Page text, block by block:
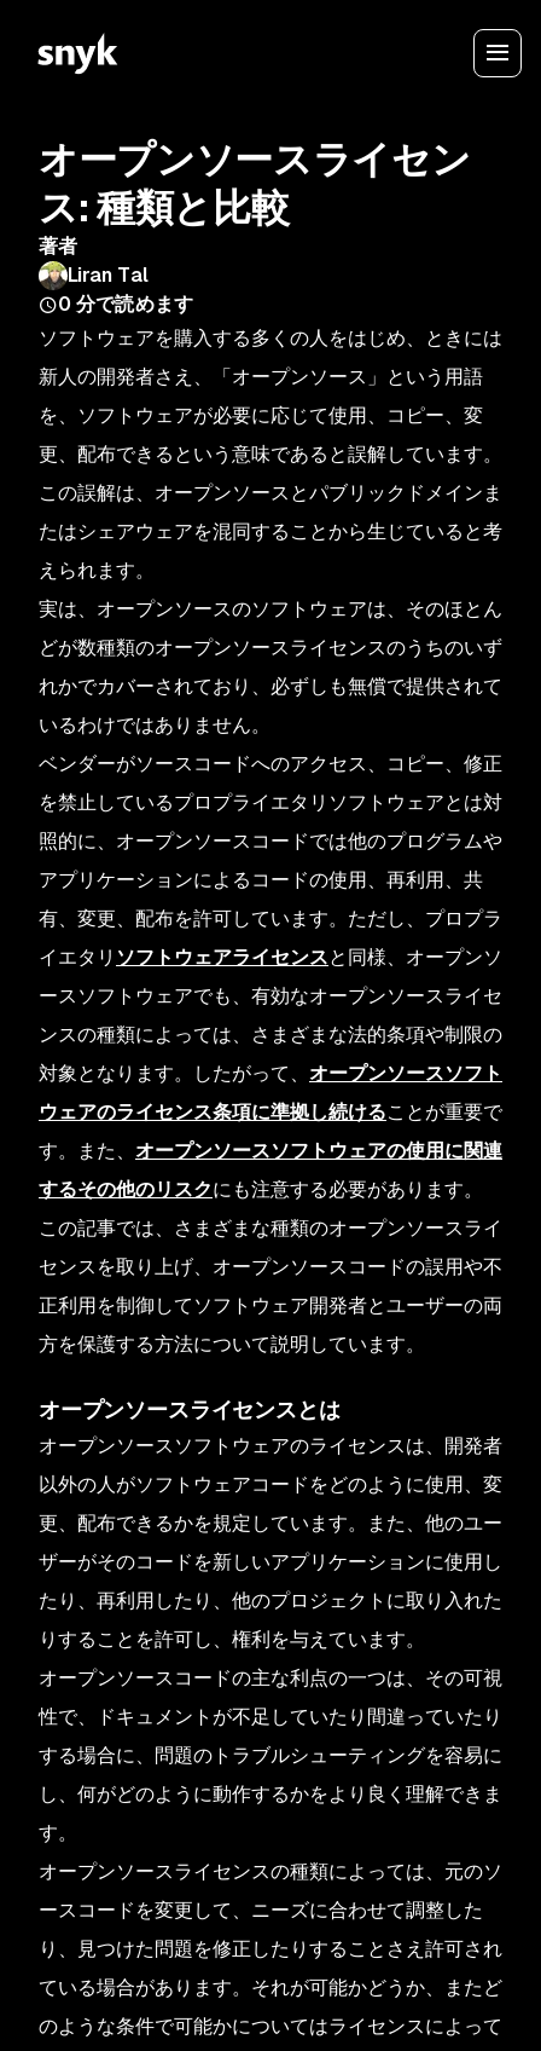
オープンソースライセン
ス: 種類と比較
著者
Liran Tal
0 分で読めます
ソフトウェアを購入する多くの人をはじめ、ときには
新人の開発者さえ、「オープンソース」という用語
を、ソフトウェアが必要に応じて使用、コピー、変
更、配布できるという意味であると誤解しています。
この誤解は、オープンソースとパブリックドメインま
たはシェアウェアを混同することから生じていると考
えられます。
実は、オープンソースのソフトウェアは、そのほとん
どが数種類のオープンソースライセンスのうちのいず
れかでカバーされており、必ずしも無償で提供されて
いるわけではありません。
ベンダーがソースコードへのアクセス、コピー、修正
を禁止しているプロプライエタリソフトウェアとは対
照的に、オープンソースコードでは他のプログラムや
アプリケーションによるコードの使用、再利用、共
有、変更、配布を許可しています。ただし、プロプラ
イエタリ ソフトウェアライセンスと同様、オープンソ
ースソフトウェアでも、有効なオープンソースライセ
ンスの種類によっては、さまざまな法的条項や制限の
対象となります。したがって、 オープンソースソフト
ウェアのライセンス条項に準拠し続けることが重要で
す。また、 オープンソースソフトウェアの使用に関連
するその他のリスクにも注意する必要があります。
この記事では、さまざまな種類のオープンソースライ
センスを取り上げ、オープンソースコードの誤用や不
正利用を制御してソフトウェア開発者とユーザーの両
方を保護する方法について説明しています。
オープンソースライセンスとは
オープンソースソフトウェアのライセンスは、開発者
以外の人がソフトウェアコードをどのように使用、変
更、配布できるかを規定しています。また、他のユー
ザーがそのコードを新しいアプリケーションに使用し
たり、再利用したり、他のプロジェクトに取り入れた
りすることを許可し、権利を与えています。
オープンソースコードの主な利点の一つは、その可視
性で、ドキュメントが不足していたり間違っていたり
する場合に、問題のトラブルシューティングを容易に
し、何がどのように動作するかをより良く理解できま
す。
オープンソースライセンスの種類によっては、元のソ
ースコードを変更して、ニーズに合わせて調整した
り、見つけた問題を修正したりすることさえ許可され
ている場合があります。それが可能かどうか、またど
のような条件で可能かについてはライセンスによって